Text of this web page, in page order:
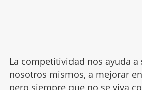
La competitividad nos ayuda a
nosotros mismos, a mejorar
pero siempre que no se viva